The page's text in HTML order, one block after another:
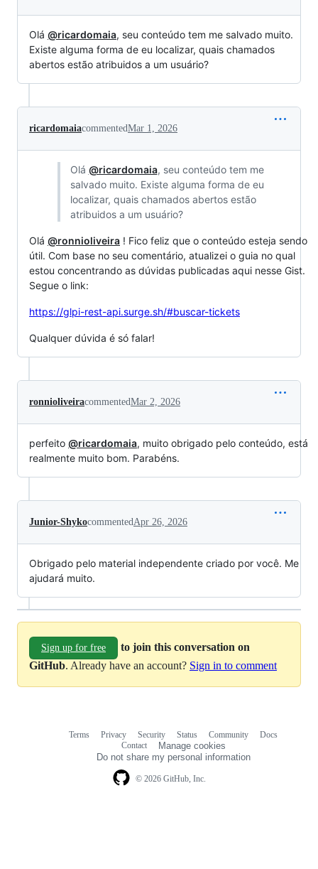
Olá @ricardomaia, seu conteúdo tem me salvado muito.
Existe alguma forma de eu localizar, quais chamados
abertos estão atribuidos a um usuário?
ricardomaiacommentedMar 1, 2026
Olá @ricardomaia, seu conteúdo tem me
salvado muito. Existe alguma forma de eu
localizar, quais chamados abertos estão
atribuidos a um usuário?
Olá @ronnioliveira ! Fico feliz que o conteúdo esteja sendo
útil. Com base no seu comentário, atualizei o guia no qual
estou concentrando as dúvidas publicadas aqui nesse Gist.
Segue o link:
https://glpi-rest-api.surge.sh/#buscar-tickets
Qualquer dúvida é só falar!
ronnioliveiracommentedMar 2, 2026
perfeito @ricardomaia, muito obrigado pelo conteúdo, está
realmente muito bom. Parabéns.
Junior-ShykocommentedApr 26, 2026
Obrigado pelo material independente criado por você. Me
ajudará muito.
Sign up for free
to join this conversation on
GitHub. Already have an account? Sign in to comment
© 2026 GitHub, Inc.
Terms Privacy Security Status Community
Docs
Contact
Manage cookies
Do not share my personal information